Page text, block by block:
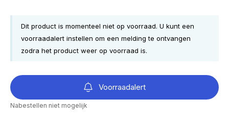
Dit product is momenteel niet op voorraad. U kunt een
voorraadalert instellen om een melding te ontvangen
zodra het product weer op voorraad is.
Voorraadalert
Nabestellen niet mogelijk